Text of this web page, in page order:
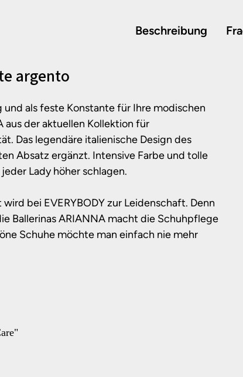
Beschreibung
argento
als feste Konstante für Ihre modischen
der aktuellen Kollektion für
Das legendäre italienische Design des
Absatz ergänzt. Intensive Farbe und tolle
Lady höher schlagen.
bei EVERYBODY zur Leidenschaft. Denn
Ballerinas ARIANNA macht die Schuhpflege
Schuhe möchte man einfach nie mehr